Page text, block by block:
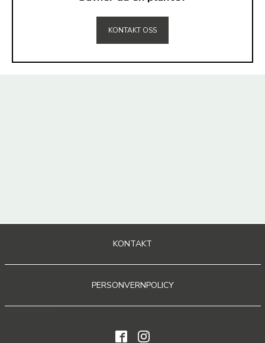
KONTAKT OSS
KONTAKT
PERSONVERNPOLICY